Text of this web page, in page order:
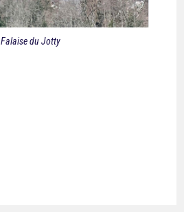
Falaise du Jotty